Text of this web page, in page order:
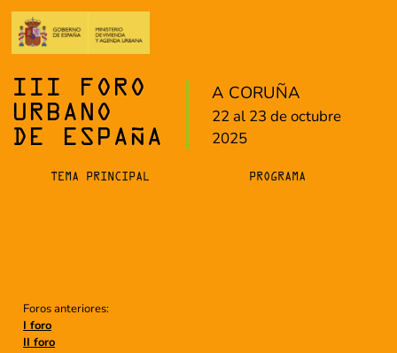
III FORO
URBANO
DE ESPAÑA
A CORUÑA
22 al 23 de octubre
2025
TEMA PRINCIPAL PROGRAMA
Foros anteriores:
I foro
II foro